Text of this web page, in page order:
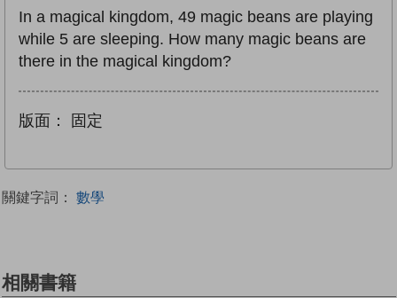
In a magical kingdom, 49 magic beans are playing
while 5 are sleeping. How many magic beans are
there in the magical kingdom?
版面： 固定
關鍵字詞： 數學
相關書籍